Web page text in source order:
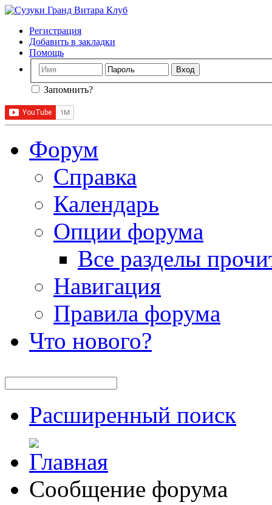
Регистрация
Добавить в закладки
Помощь
Запомнить?
Форум
Справка
Календарь
Опции форума
Все разделы
Навигация
Правила форума
Что нового?
Расширенный поиск
Сообщение форума